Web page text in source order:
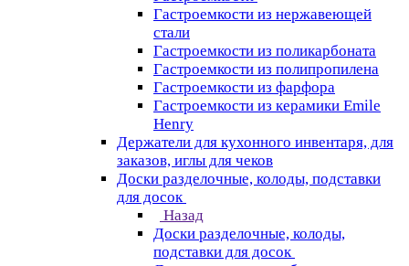
Гастроемкости из нержавеющей
стали
Гастроемкости из поликарбоната
Гастроемкости из полипропилена
Гастроемкости из фарфора
Гастроемкости из керамики Emile
Henry
Держатели для кухонного инвентаря, для
заказов, иглы для чеков
Доски разделочные, колоды, подставки
для досок
Назад
Доски разделочные, колоды,
подставки для досок